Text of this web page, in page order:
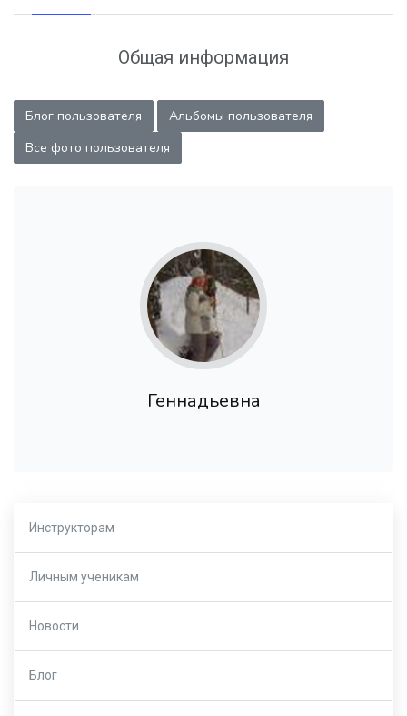
Общая информация
Блог пользователя
Альбомы пользователя
Все фото пользователя
Геннадьевна
Инструкторам
Личным ученикам
Новости
Блог